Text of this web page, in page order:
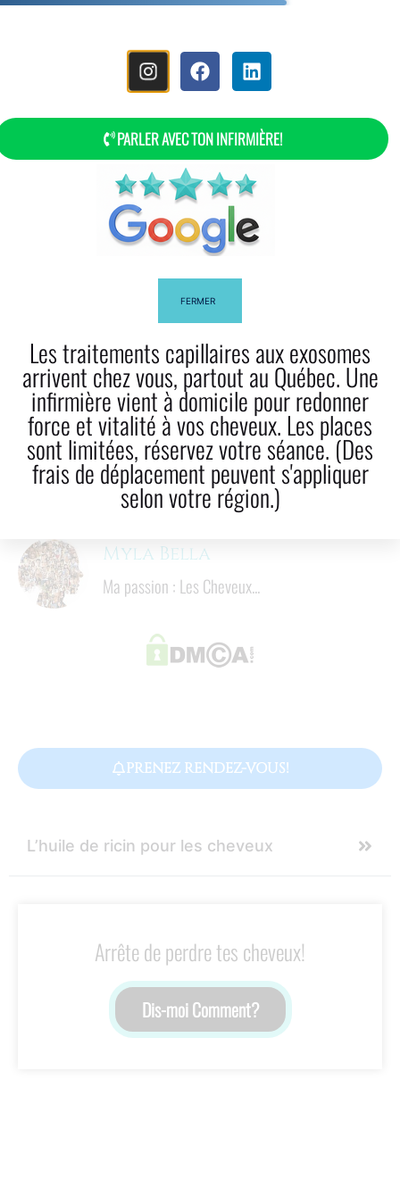
L’huile De Ricin Pour Les Cheveux
Facebook
Twitter
LinkedIn
Courriel!
Temps de lecture
3 mins
Myla Bella
Ma passion : Les Cheveux...
PRENEZ RENDEZ-VOUS!
L’huile de ricin pour les cheveux
Arrête de perdre tes cheveux!
Dis-moi Comment?
PARLER AVEC TON INFIRMIÈRE!
FERMER
Les traitements capillaires aux exosomes
arrivent chez vous, partout au Québec. Une
infirmière vient à domicile pour redonner
force et vitalité à vos cheveux. Les places
sont limitées, réservez votre séance. (Des
frais de déplacement peuvent s'appliquer
selon votre région.)